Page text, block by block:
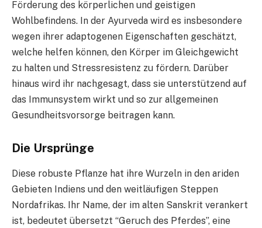
Förderung des körperlichen und geistigen
Wohlbefindens. In der Ayurveda wird es insbesondere
wegen ihrer adaptogenen Eigenschaften geschätzt,
welche helfen können, den Körper im Gleichgewicht
zu halten und Stressresistenz zu fördern. Darüber
hinaus wird ihr nachgesagt, dass sie unterstützend auf
das Immunsystem wirkt und so zur allgemeinen
Gesundheitsvorsorge beitragen kann.
Die Ursprünge
Diese robuste Pflanze hat ihre Wurzeln in den ariden
Gebieten Indiens und den weitläufigen Steppen
Nordafrikas. Ihr Name, der im alten Sanskrit verankert
ist, bedeutet übersetzt “Geruch des Pferdes”, eine